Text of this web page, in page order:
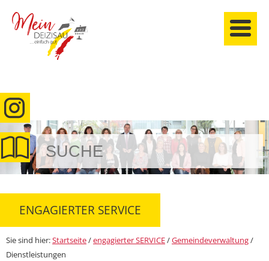
anmelden
ENGAGIERTER SERVICE
Sie sind hier:Startseite/engagierter SERVICE/Gemeindeverwaltung/
Dienstleistungen